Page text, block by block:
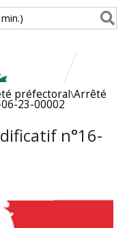
préfectoral\Arrêté
23-00002
n°16-